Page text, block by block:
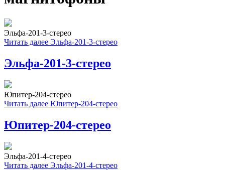
Эльфа-201-3-стерео
Читать далее Эльфа-201-3-стерео
Эльфа-201-3-стерео
Юпитер-204-стерео
Читать далее Юпитер-204-стерео
Юпитер-204-стерео
Эльфа-201-4-стерео
Читать далее Эльфа-201-4-стерео